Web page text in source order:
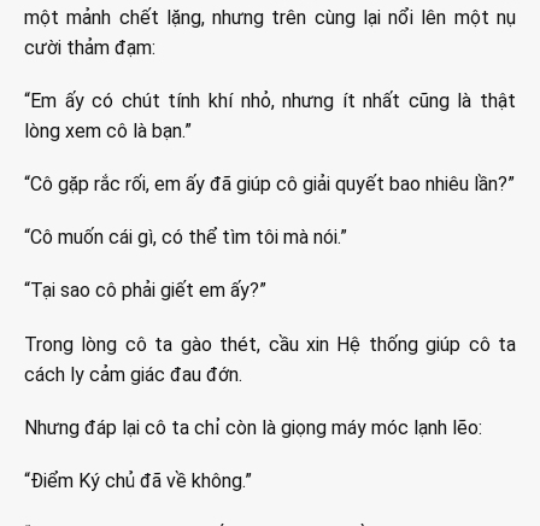
một mảnh chết lặng, nhưng trên cùng lại nổi lên một nụ
cười thảm đạm:
“Em ấy có chút tính khí nhỏ, nhưng ít nhất cũng là thật
lòng xem cô là bạn.”
“Cô gặp rắc rối, em ấy đã giúp cô giải quyết bao nhiêu lần?”
“Cô muốn cái gì, có thể tìm tôi mà nói.”
“Tại sao cô phải giết em ấy?”
Trong lòng cô ta gào thét, cầu xin Hệ thống giúp cô ta
cách ly cảm giác đau đớn.
Nhưng đáp lại cô ta chỉ còn là giọng máy móc lạnh lẽo:
“Điểm Ký chủ đã về không.”